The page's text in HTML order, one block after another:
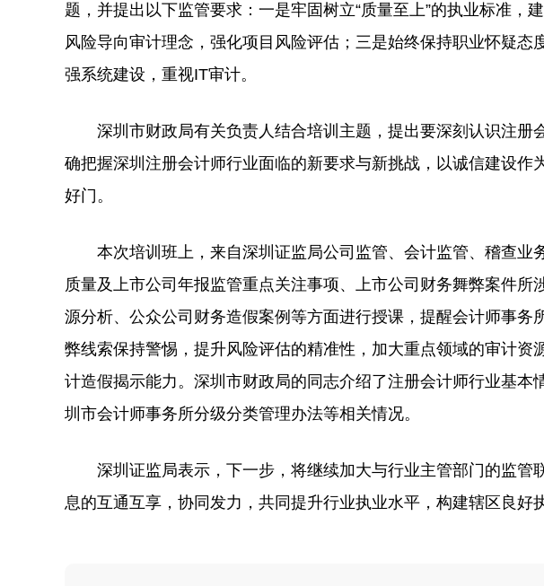
题，并提出以下监管要求：一是牢固树立“质量至上”的执业标准，
风险导向审计理念，强化项目风险评估；三是始终保持职业怀疑态
强系统建设，重视IT审计。
深圳市财政局有关负责人结合培训主题，提出要深刻认识注册
确把握深圳注册会计师行业面临的新要求与新挑战，以诚信建设作
好门。
本次培训班上，来自深圳证监局公司监管、会计监管、稽查业
质量及上市公司年报监管重点关注事项、上市公司财务舞弊案件所
源分析、公众公司财务造假案例等方面进行授课，提醒会计师事务
弊线索保持警惕，提升风险评估的精准性，加大重点领域的审计资
计造假揭示能力。深圳市财政局的同志介绍了注册会计师行业基本
圳市会计师事务所分级分类管理办法等相关情况。
深圳证监局表示，下一步，将继续加大与行业主管部门的监管
息的互通互享，协同发力，共同提升行业执业水平，构建辖区良好